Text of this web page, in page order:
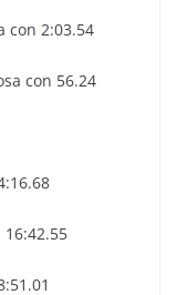
con 2:03.54
con 56.24